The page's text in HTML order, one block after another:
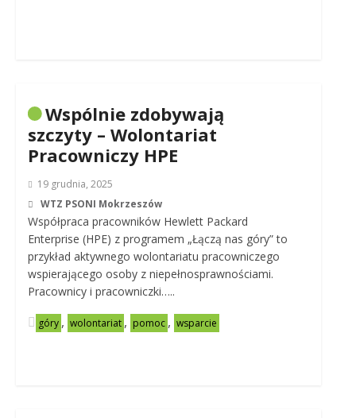
Wspólnie zdobywają
szczyty – Wolontariat
Pracowniczy HPE
19 grudnia, 2025
WTZ PSONI Mokrzeszów
Współpraca pracowników Hewlett Packard
Enterprise (HPE) z programem „Łączą nas góry” to
przykład aktywnego wolontariatu pracowniczego
wspierającego osoby z niepełnosprawnościami.
Pracownicy i pracowniczki…..
góry , wolontariat , pomoc , wsparcie